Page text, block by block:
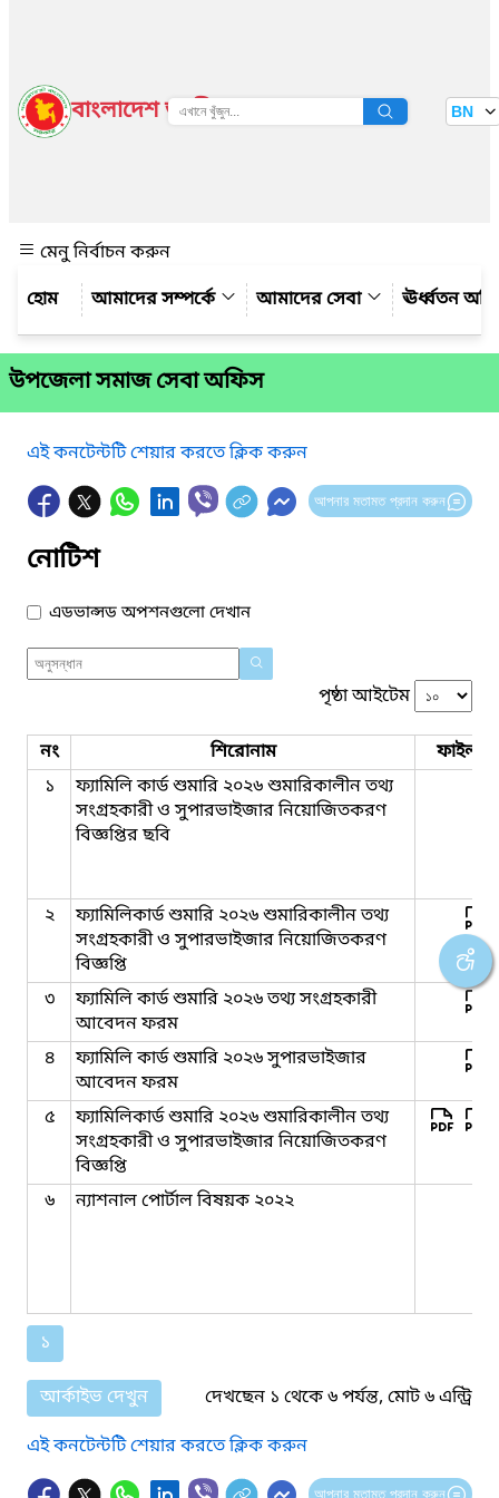
বাংলাদেশ জাতীয় তথ্য বাতায়ন BN
মেনু নির্বাচন করুন
আমাদের সম্পর্কে
আমাদের সেবা ঊর্ধ্বতন
উপজেলা সমাজ সেবা অফিস
এই কনটেন্টটি শেয়ার করতে ক্লিক করুন
আপনার মতামত প্রদান করুন
নোটিশ
এডভান্সড অপশনগুলো দেখান
পৃষ্ঠা আইটেম
নং শিরোনাম
ফাইল
১
ফ্যামিলি কার্ড শুমারি ২০২৬ শুমারিকালীন তথ্য
সংগ্রহকারী ও সুপারভাইজার নিয়োজিতকরণ
বিজ্ঞপ্তির ছবি
২
ফ্যামিলিকার্ড শুমারি ২০২৬ শুমারিকালীন তথ্য
সংগ্রহকারী ও সুপারভাইজার নিয়োজিতকরণ
বিজ্ঞপ্তি
৩
ফ্যামিলি কার্ড শুমারি ২০২৬ তথ্য সংগ্রহকারী
আবেদন ফরম
৪
ফ্যামিলি কার্ড শুমারি ২০২৬ সুপারভাইজার
আবেদন ফরম
৫
ফ্যামিলিকার্ড শুমারি ২০২৬ শুমারিকালীন তথ্য
সংগ্রহকারী ও সুপারভাইজার নিয়োজিতকরণ
বিজ্ঞপ্তি
৬
ন্যাশনাল পোর্টাল বিষয়ক ২০২২
১
আর্কাইভ দেখুন
দেখছেন ১ থেকে ৬ পর্যন্ত, মোট ৬ এন্ট্রি
এই কনটেন্টটি শেয়ার করতে ক্লিক করুন
আপনার মতামত প্রদান করুন